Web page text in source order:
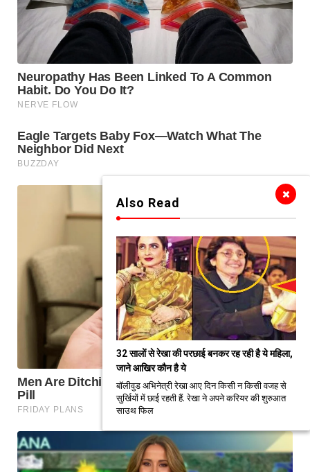
Also Read
32 सालों से रेखा की परछाई बनकर रह रही है ये महिला,
जाने आखिर कौन है ये
बॉलीवुड अभिनेत्री रेखा आए दिन किसी न किसी वजह से
सुर्खियों में छाई रहती हैं. रेखा ने अपने करियर की शुरुआत
साउथ फिल